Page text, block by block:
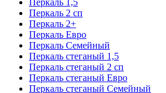
Перкаль 2 сп
Перкаль 2+
Перкаль Евро
Перкаль Семейный
Перкаль стеганый 1,5
Перкаль стеганый 2 сп
Перкаль стеганый Евро
Перкаль стеганый Семейный